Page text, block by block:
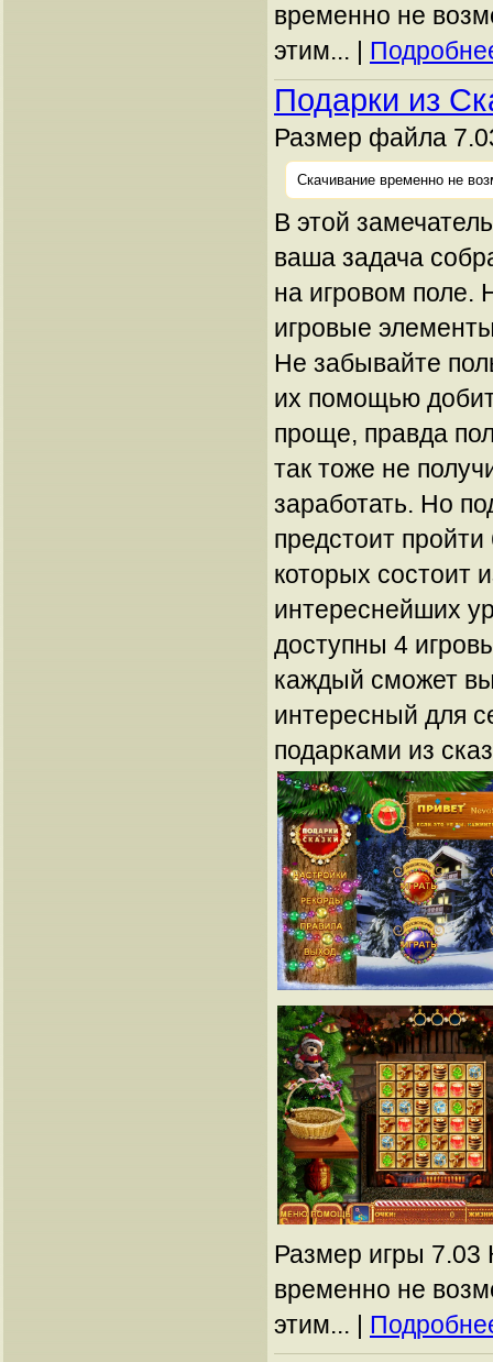
временно не
этим... |
Подарки из
Размер файла
Скачивание временно не
В этой
ваша задача
на игровом поле.
игровые
Не забывайте
их помощью
проще, правда
так тоже не
заработать. Но
предстоит
которых состоит
интереснейших
доступны 4
каждый сможет
интересный для
подарками из
Размер игры 7.03
временно не
этим... |